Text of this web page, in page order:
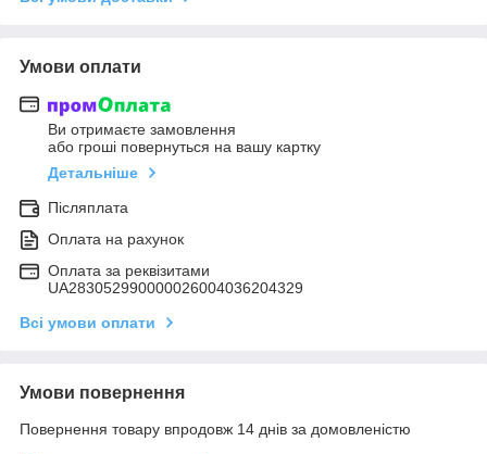
Умови оплати
Ви отримаєте замовлення
або гроші повернуться на вашу картку
Детальніше
Післяплата
Оплата на рахунок
Оплата за реквізитами
UA283052990000026004036204329
Всі умови оплати
Умови повернення
Повернення товару впродовж 14 днів за домовленістю